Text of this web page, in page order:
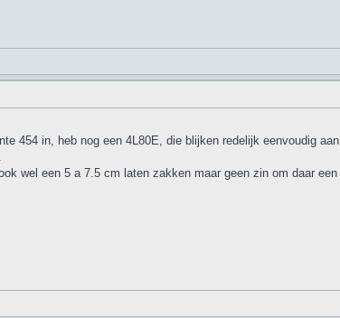
454 in, heb nog een 4L80E, die blijken redelijk eenvoudig
wel een 5 a 7.5 cm laten zakken maar geen zin om daar